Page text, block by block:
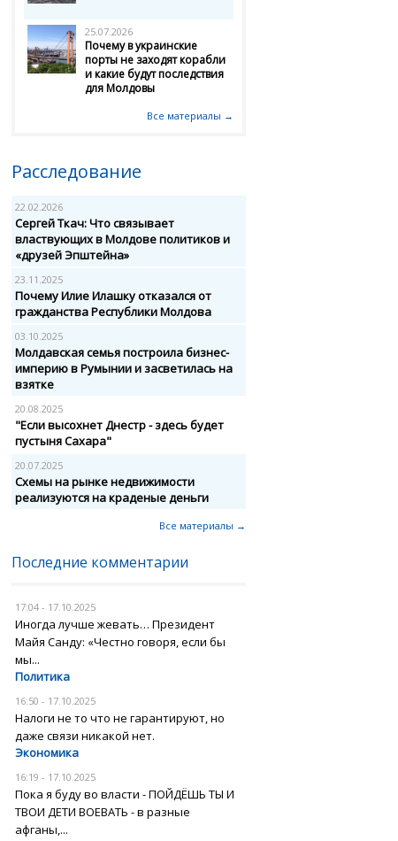
25.07.2026
Почему в украинские
порты не заходят корабли
и какие будут последствия
для Молдовы
Все материалы →
Расследование
22.02.2026
Сергей Ткач: Что связывает
властвующих в Молдове политиков и
«друзей Эпштейна»
23.11.2025
Почему Илие Илашку отказался от
гражданства Республики Молдова
03.10.2025
Молдавская семья построила бизнес-
империю в Румынии и засветилась на
взятке
20.08.2025
"Если высохнет Днестр - здесь будет
пустыня Сахара"
20.07.2025
Схемы на рынке недвижимости
реализуются на краденые деньги
Все материалы →
Последние комментарии
17:04 - 17.10.2025
Иногда лучше жевать… Президент
Майя Санду: «Честно говоря, если бы
мы...
Политика
16:50 - 17.10.2025
Налоги не то что не гарантируют, но
даже связи никакой нет.
Экономика
16:19 - 17.10.2025
Пока я буду во власти - ПОЙДЁШЬ ТЫ И
ТВОИ ДЕТИ ВОЕВАТЬ - в разные
афганы,...